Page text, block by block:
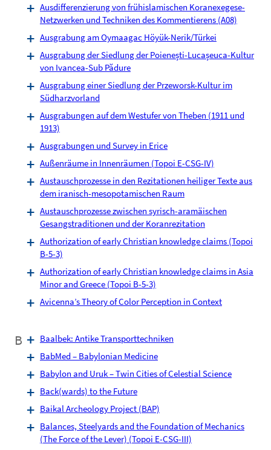
Ausdifferenzierung von frühislamischen Koranexegese-
Netzwerken und Techniken des Kommentierens (A08)
Ausgrabung am Oymaagac Höyük-Nerik/Türkei
Ausgrabung der Siedlung der Poienești-Lucașeuca-Kultur
von Ivancea-Sub Pădure
Ausgrabung einer Siedlung der Przeworsk-Kultur im
Südharzvorland
Ausgrabungen auf dem Westufer von Theben (1911 und
1913)
Ausgrabungen und Survey in Erice
Außenräume in Innenräumen (Topoi E-CSG-IV)
Austauschprozesse in den Rezitationen heiliger Texte aus
dem iranisch-mesopotamischen Raum
Austauschprozesse zwischen syrisch-aramäischen
Gesangstraditionen und der Koranrezitation
Authorization of early Christian knowledge claims (Topoi
B-5-3)
Authorization of early Christian knowledge claims in Asia
Minor and Greece (Topoi B-5-3)
Avicenna’s Theory of Color Perception in Context
B
Baalbek: Antike Transporttechniken
BabMed – Babylonian Medicine
Babylon and Uruk – Twin Cities of Celestial Science
Back(wards) to the Future
Baikal Archeology Project (BAP)
Balances, Steelyards and the Foundation of Mechanics
(The Force of the Lever) (Topoi E-CSG-III)